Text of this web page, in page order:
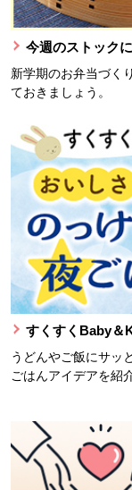
今週のストックに
新学期のお弁当づく
ておきましょう。
すくすくBaby＆
うどんやご飯にサッ
ごはんアイデアを紹